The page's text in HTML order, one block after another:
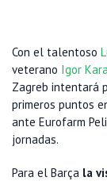
Con el talentoso
veterano Igor
Zagreb intentará
primeros puntos
ante Eurofarm
jornadas.
Para el Barça la